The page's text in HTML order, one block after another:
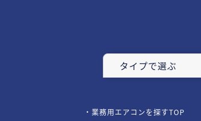
タイプで選ぶ
業務用エアコンを探すTOP